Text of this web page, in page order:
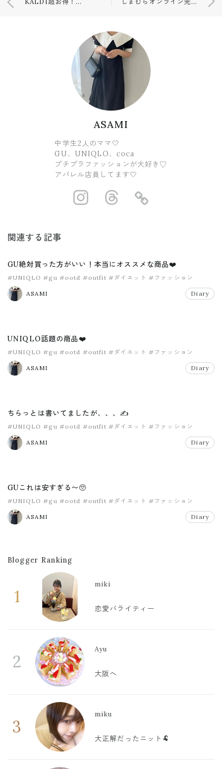
ASAMI
中学生2人のママ🤍
GU、UNIQLO、coca
プチプラファッションが大好き♡
アパレル店員してます🤍
https://https://
関連する記事
GU絶対買った方がいい！本当にオススメな商品❤️
#UNIQLO #gu #ootd #outfit #ダイエット #ファッション
ASAMI Diary
UNIQLO話題の商品❤️
#UNIQLO #gu #ootd #outfit #ダイエット #ファッション
ASAMI Diary
ちらっとは書いてましたが、、、✍️
#UNIQLO #gu #ootd #outfit #ダイエット #ファッション
ASAMI Diary
GUこれは安すぎる〜🥺
#UNIQLO #gu #ootd #outfit #ダイエット #ファッション
ASAMI Diary
Blogger Ranking
1
miki
恋愛バライティー
2
Ayu
大阪へ
3
miku
大正解だったニット🐏